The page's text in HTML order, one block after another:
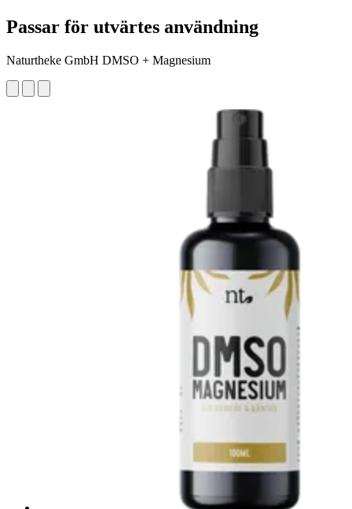
Passar för utvärtes användning
Naturtheke GmbH DMSO + Magnesium